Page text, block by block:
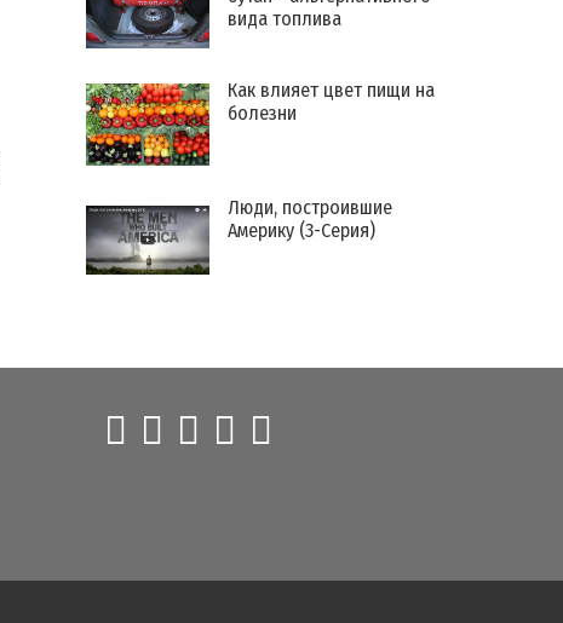
вида топлива
Как влияет цвет пищи на
болезни
Люди, построившие
Америку (3-Серия)